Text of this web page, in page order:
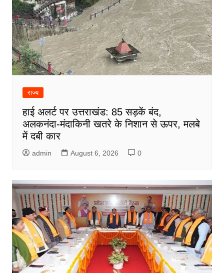
राज्य
हाई अलर्ट पर उत्तराखंड: 85 सड़कें बंद,
अलकनंदा-मंदाकिनी खतरे के निशान से ऊपर, मलबे
में दबी कार
admin August 6, 2026 0